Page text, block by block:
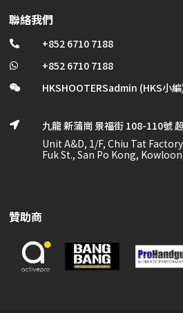
聯絡我們
 +852 6710 7188
 +852 6710 7188
 HKSHOOTERSadmin (HKS小

九龍 新蒲崗 景福街 108-110號
Unit A&D, 1/F, Chiu Tat
Fuk St., San Po Kong,
贊助商